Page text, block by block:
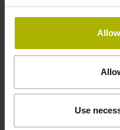
Use
bei Störung LOW
2,000 µm